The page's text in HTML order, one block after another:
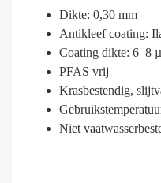
Dikte: 0,30 mm
Antikleef coating:
Coating dikte: 6–8
PFAS vrij
Krasbestendig,
Niet